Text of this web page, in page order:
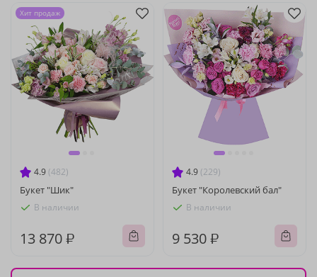
4.9 (482)
Букет "Шик"
В наличии
13 870 ₽
Хит продаж
4.9 (229)
Букет "Королевский бал"
В наличии
9 530 ₽